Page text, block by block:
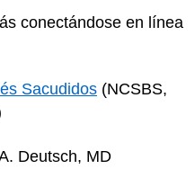
conectándose en línea
Sacudidos (NCSBS,
Deutsch, MD